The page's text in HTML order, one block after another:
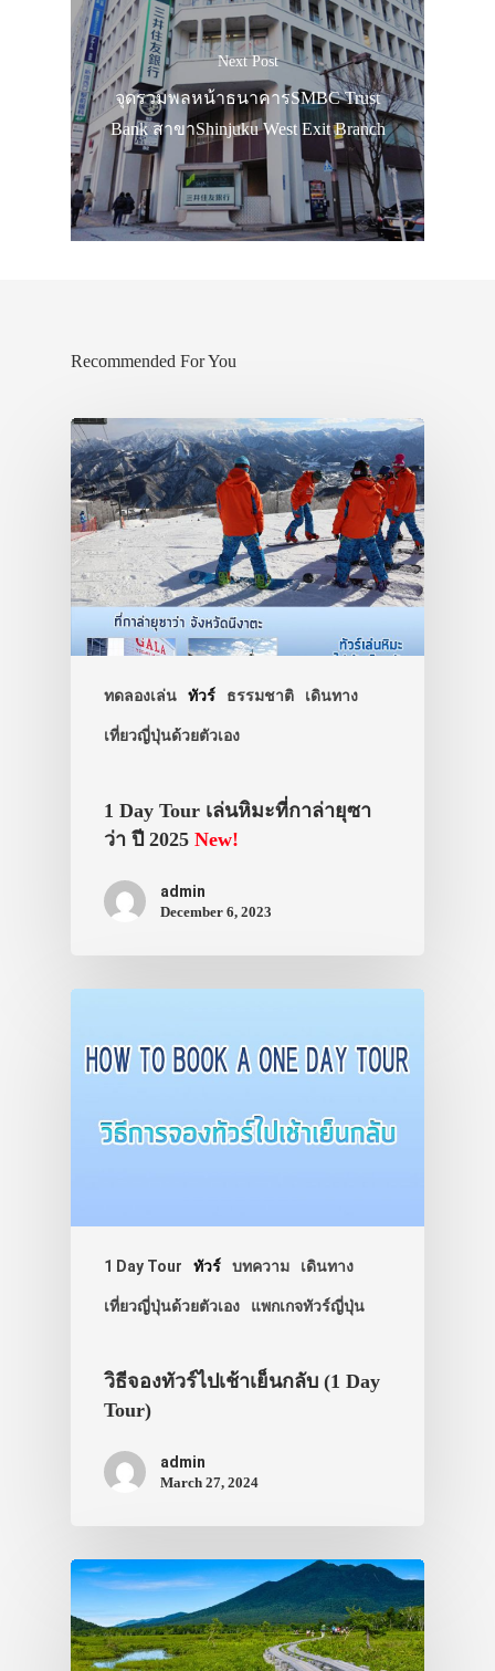
Next Post
จุดรวมพลหน้าธนาคารSMBC Trust
Bank สาขาShinjuku West Exit Branch
Recommended For You
ทดลองเล่น ทัวร์ ธรรมชาติ เดินทาง
เที่ยวญี่ปุ่นด้วยตัวเอง
1 Day Tour เล่นหิมะที่กาล่ายุซา
ว่า ปี 2025 New!
admin
December 6, 2023
1 Day Tour ทัวร์ บทความ เดินทาง
เที่ยวญี่ปุ่นด้วยตัวเอง แพกเกจทัวร์ญี่ปุ่น
วิธีจองทัวร์ไปเช้าเย็นกลับ (1 Day
Tour)
admin
March 27, 2024